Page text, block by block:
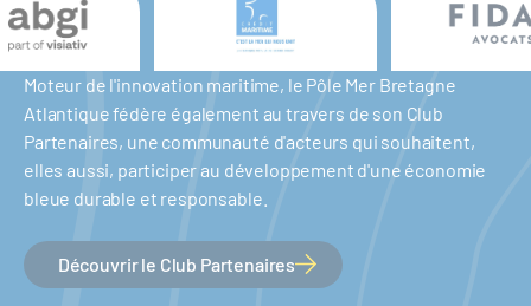
Moteur de l'innovation maritime, le Pôle Mer Bretagne
Atlantique fédère également au travers de son Club
Partenaires, une communauté d'acteurs qui souhaitent,
elles aussi, participer au développement d'une économie
bleue durable et responsable.
Découvrir le Club Partenaires